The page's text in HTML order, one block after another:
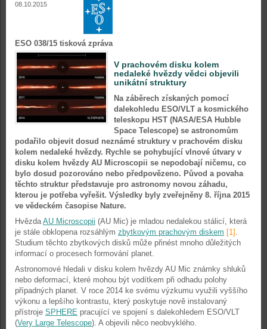
08.10.2015
ESO 038/15 tisková zpráva
V prachovém disku kolem
nedaleké hvězdy vědci objevili
unikátní struktury
Na záběrech získaných pomocí
dalekohledu ESO/VLT a kosmického
teleskopu HST (NASA/ESA Hubble
Space Telescope) se astronomům
podařilo objevit dosud neznámé struktury v prachovém disku
kolem nedaleké hvězdy. Rychle se pohybující vlnové útvary v
disku kolem hvězdy AU Microscopii se nepodobají ničemu, co
bylo dosud pozorováno nebo předpovězeno. Původ a povaha
těchto struktur představuje pro astronomy novou záhadu,
kterou je potřeba vyřešit. Výsledky byly zveřejněny 8. října 2015
ve vědeckém časopise Nature.
HvězdaAU Microscopii (AU Mic) je mladou nedalekou stálicí, která
je stále obklopena rozsáhlým zbytkovým prachovým diskem [1] .
Studium těchto zbytkových disků může přinést mnoho důležitých
informací o procesech formování planet.
Astronomové hledali v disku kolem hvězdy AU Mic známky shluků
nebo deformací, které mohou být vodítkem při odhadu polohy
případných planet. V roce 2014 ke svému výzkumu využili vyššího
výkonu a lepšího kontrastu, který poskytuje nově instalovaný
přístroje SPHERE pracující ve spojení s dalekohledem ESO/VLT
(Very Large Telescope). A objevili něco neobvyklého.